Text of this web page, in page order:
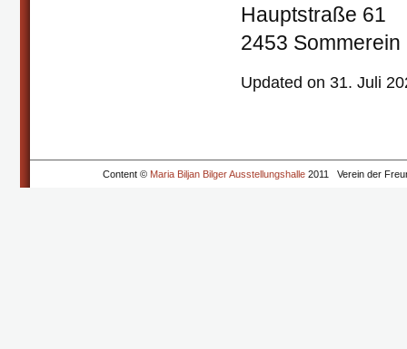
Hauptstraße 61
2453 Sommerein
Updated on 31. Juli
Content © Maria Biljan Bilger Ausstellungshalle2011 Verein der